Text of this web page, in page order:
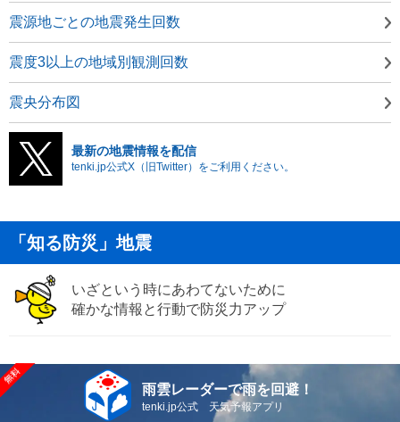
震源地ごとの地震発生回数
震度3以上の地域別観測回数
震央分布図
最新の地震情報を配信
tenki.jp公式X（旧Twitter）をご利用ください。
「知る防災」地震
いざという時にあわてないために
確かな情報と行動で防災力アップ
雨雲レーダーで雨を回避！
tenki.jp公式 天気予報アプリ